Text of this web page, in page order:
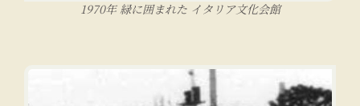
1970年 緑に囲まれた イタリア文化会館